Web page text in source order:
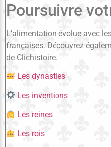
Poursuivre
L’alimentation évolue avec
françaises. Découvrez
de Clichistoire.
Les dynasties
Les inventions
Les reines
Les rois